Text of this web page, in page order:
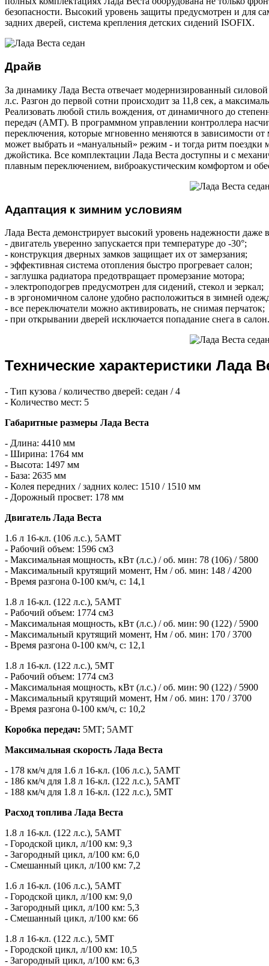
безопасности. Высокий уровень защиты предусмотрен и для
задних дверей, система крепления детских сидений ISOFIX.
Драйв
За динамику Лада Веста отвечает модернизированный
л.с. Разгон до первой сотни происходит за 11,8 сек, а
Реализовать любой стиль вождения, от динамичного до
передач (АМТ). В программном управлении контроллера
переключения, которые мгновенно меняются в зависимости
может выбрать и «мануальный» режим - и тогда ритм поездки
джойстика. Все комплектации Лада Веста доступны и с
плавным переключением, виброакустическим комфортом и
Адаптация к зимним условиям
Лада Веста демонстрирует высокий уровень надежности даже
- двигатель уверенно запускается при температуре до -30°;
- конструкция дверных замков защищает их от замерзания;
- эффективная система отопления быстро прогревает салон;
- заглушка радиатора предотвращает промерзание мотора;
- электроподогрев предусмотрен для сидений, стекол и зеркал;
- в эргономичном салоне удобно расположиться в зимней
- все переключатели можно активировать, не снимая перчаток;
- при открывании дверей исключается попадание снега в салон.
Технические характеристики Лада
- Тип кузова / количество дверей: седан / 4
- Количество мест: 5
Габаритные размеры Лада Веста
- Длина: 4410 мм
- Ширина: 1764 мм
- Высота: 1497 мм
- База: 2635 мм
- Колея передних / задних колес: 1510 / 1510 мм
- Дорожный просвет: 178 мм
Двигатель Лада Веста
1.6 л 16-кл. (106 л.с.), 5АМТ
- Рабочий объем: 1596 см3
- Максимальная мощность, кВт (л.с.) / об. мин: 78 (106) / 5800
- Максимальный крутящий момент, Нм / об. мин: 148 / 4200
- Время разгона 0-100 км/ч, с: 14,1
1.8 л 16-кл. (122 л.с.), 5АМТ
- Рабочий объем: 1774 см3
- Максимальная мощность, кВт (л.с.) / об. мин: 90 (122) / 5900
- Максимальный крутящий момент, Нм / об. мин: 170 / 3700
- Время разгона 0-100 км/ч, с: 12,1
1.8 л 16-кл. (122 л.с.), 5МТ
- Рабочий объем: 1774 см3
- Максимальная мощность, кВт (л.с.) / об. мин: 90 (122) / 5900
- Максимальный крутящий момент, Нм / об. мин: 170 / 3700
- Время разгона 0-100 км/ч, с: 10,2
Коробка передач: 5МТ; 5АМТ
Максимальная скорость Лада Веста
- 178 км/ч для 1.6 л 16-кл. (106 л.с.), 5АМТ
- 186 км/ч для 1.8 л 16-кл. (122 л.с.), 5АМТ
- 188 км/ч для 1.8 л 16-кл. (122 л.с.), 5МТ
Расход топлива Лада Веста
1.8 л 16-кл. (122 л.с.), 5АМТ
- Городской цикл, л/100 км: 9,3
- Загородный цикл, л/100 км: 6,0
- Смешанный цикл, л/100 км: 7,2
1.6 л 16-кл. (106 л.с.), 5АМТ
- Городской цикл, л/100 км: 9,0
- Загородный цикл, л/100 км: 5,3
- Смешанный цикл, л/100 км: 66
1.8 л 16-кл. (122 л.с.), 5МТ
- Городской цикл, л/100 км: 10,5
- Загородный цикл, л/100 км: 6,3